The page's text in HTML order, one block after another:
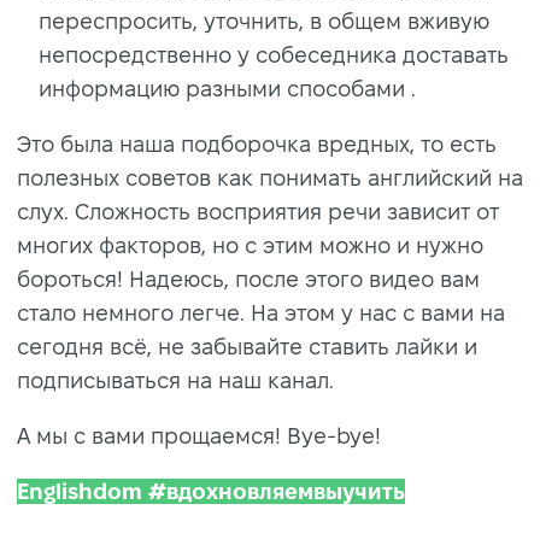
переспросить, уточнить, в общем вживую
непосредственно у собеседника доставать
информацию разными способами .
Это была наша подборочка вредных, то есть
полезных советов как понимать английский на
слух. Сложность восприятия речи зависит от
многих факторов, но с этим можно и нужно
бороться! Надеюсь, после этого видео вам
стало немного легче. На этом у нас с вами на
сегодня всё, не забывайте ставить лайки и
подписываться на наш канал.
А мы с вами прощаемся! Bye-bye!
Englishdom #вдохновляемвыучить